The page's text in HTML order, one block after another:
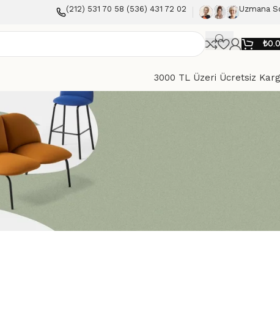
(212) 531 70 58 (536) 431 72 02 Uzmana
₺
3000 TL Üzeri Ücretsiz
Göster 12 18